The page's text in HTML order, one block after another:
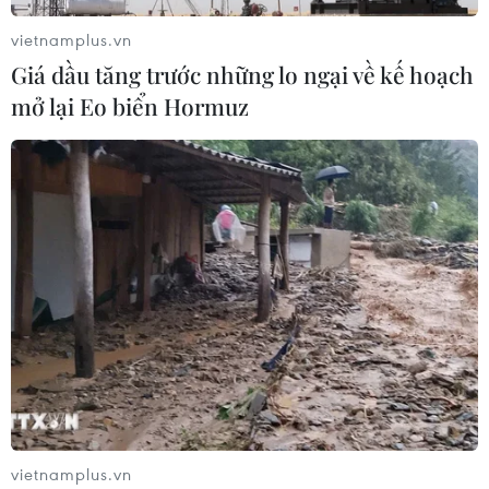
Giá dầu tăng trước những lo ngại về
kế hoạch mở lại Eo biển Hormuz
07/08/2026 08:58
Masterise Homes đồng hành cùng
khách hàng trên toàn quốc với giải
pháp tài chính ưu việt
07/08/2026 08:39
Nhà đầu tư Anh đề xuất siêu dự án Tổ
hợp cảng biển 18 tỷ USD tại Quảng
Ninh
07/08/2026 08:33
vietnamplus.vn
Giá dầu tăng trước những lo ngại về kế hoạch
mở lại Eo biển Hormuz
vietnamplus.vn